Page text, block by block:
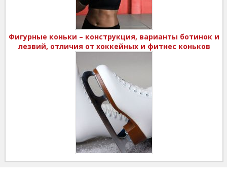
Фигурные коньки – конструкция, варианты ботинок и
лезвий, отличия от хоккейных и фитнес коньков